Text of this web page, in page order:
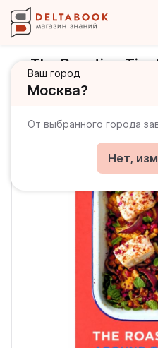
Ваш город
Москва?
От выбранного города
Нет,
The Roasting Tin.
Global One Dish